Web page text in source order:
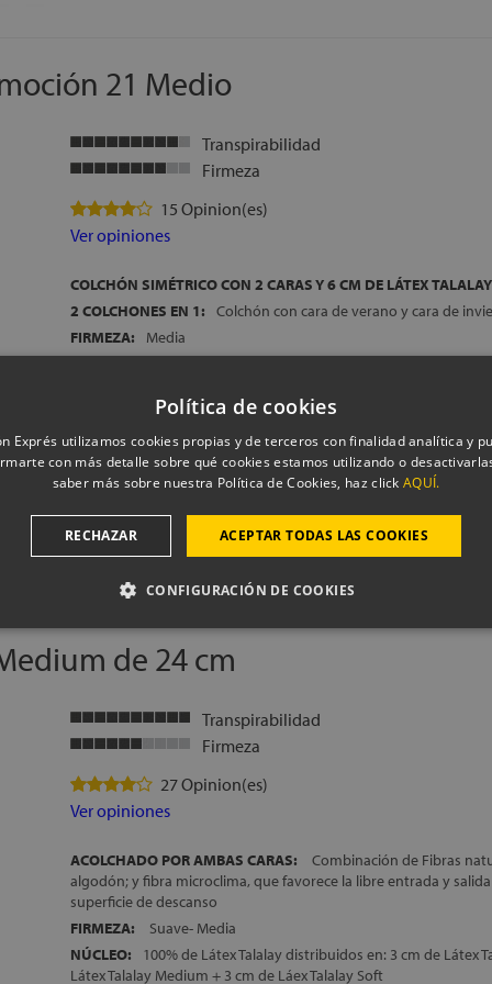
ALTURA:
+/- 22 cm
21 Medio
Transpirabilidad
Firmeza
15 Opinion(es)
Ver opiniones
COLCHÓN SIMÉTRICO CON 2 CARAS Y 6 CM DE LÁTEX TALALAY
2 COLCHONES EN 1:
Colchón con cara de verano y cara de
FIRMEZA:
Media
superficie de descanso
ACOLCHADO CARA DE INVIERNO:
2 cm de Espumación de
Adaptech Foam, Fibras 100% naturales (algodón,seda y lana) y
NÚCLEO 100% DE LÁTEX: Perfecta combinación de Látex
especial, desarrollado por Dunlopillo
ACOLCHADO INFERIOR: 2 cm de Espumación de gran
DESENFUNDABLE: Con cremallera
FABRICACIÓN ESPAÑOLA
ALTURA: +/- 21 cm
Mostrar más
de 24 cm
Transpirabilidad
Firmeza
27 Opinion(es)
Ver opiniones
ACOLCHADO POR AMBAS CARAS:
Combinación de Fibras
algodón; y fibra microclima, que favorece la libre entrada y
superficie de descanso
FIRMEZA:
Suave- Media
NÚCLEO:
100% de Látex Talalay distribuidos en: 3 cm de Látex
Látex Talalay Medium + 3 cm de Láex Talalay Soft
Política de cookies
Exprés utilizamos cookies propias y de terceros con finalidad analítica y
con más detalle sobre qué cookies estamos utilizando o
saber más sobre nuestra Política de Cookies, haz click AQUÍ.
ACEPTAR TODAS LAS COOKIES
RECHAZAR
CONFIGURACIÓN DE COOKIES